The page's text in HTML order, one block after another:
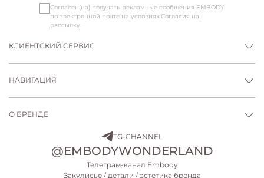
Согласен(на) получать рекламные сообщения EMBODY
по электронной почте на условиях Согласия на
рассылку
КЛИЕНТСКИЙ СЕРВИС
НАВИГАЦИЯ
О БРЕНДЕ
TG-CHANNEL
@EMBODYWONDERLAND
Телеграм-канал Embody
Закулисье / детали / эстетика бренда